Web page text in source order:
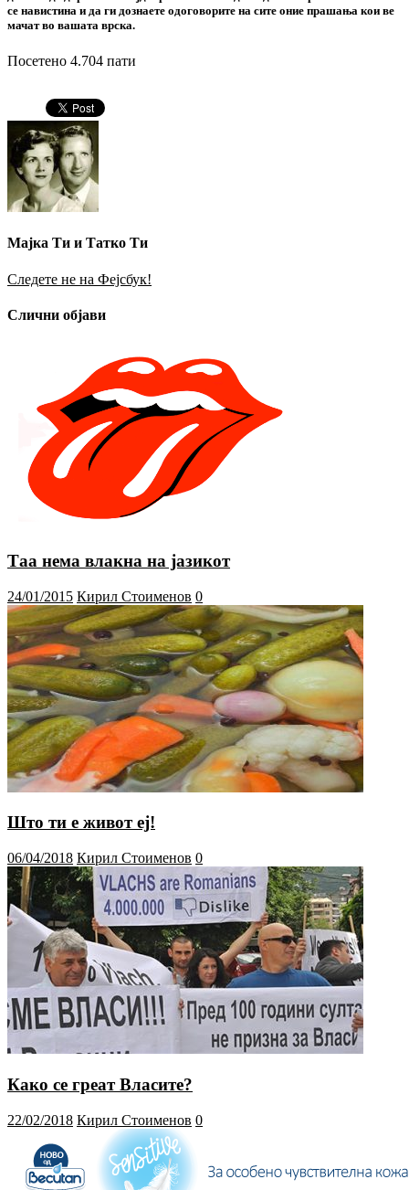
се навистина и да ги дознаете одоговорите на сите оние прашања кои ве
мачат во вашата врска.
Посетено 4.704 пати
Мајка Ти и Татко Ти
Следете не на Фејсбук!
Слични објави
Таа нема влакна на јазикот
24/01/2015 Кирил Стоименов 0
Што ти е живот еј!
06/04/2018 Кирил Стоименов 0
Како се греат Власите?
22/02/2018 Кирил Стоименов 0